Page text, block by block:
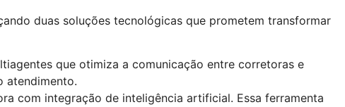
duas soluções tecnológicas que prometem transformar
que otimiza a comunicação entre corretoras e
atendimento.
com integração de inteligência artificial. Essa ferramenta